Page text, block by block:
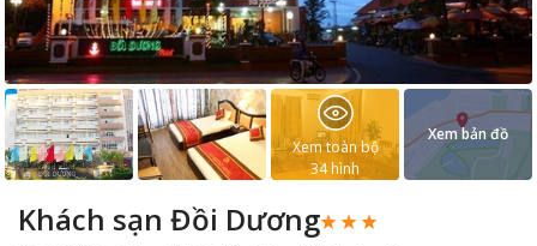
Khách sạn Đồi Dương
Xem toàn bộ
34 hình
Xem bản đồ